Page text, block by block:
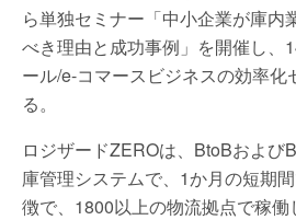
ら単独セミナー「中小企業が庫内
べき理由と成功事例」を開催し、
ール/e-コマースビジネスの効率化
る。
ロジザードZEROは、BtoBおよび
庫管理システムで、1か月の短期
徴で、1800以上の物流拠点で稼